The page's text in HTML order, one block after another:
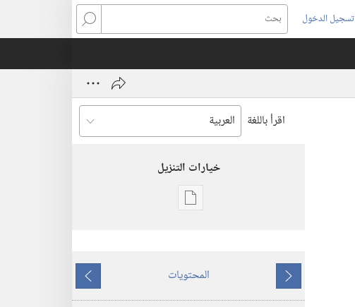
تسجيل الدخول
(يفتح
نافذة
بحث
اقرأ باللغة
خيارات التنزيل
خيارات
٨‏ ‏‎حزيران/
ما
المحتويات
ما